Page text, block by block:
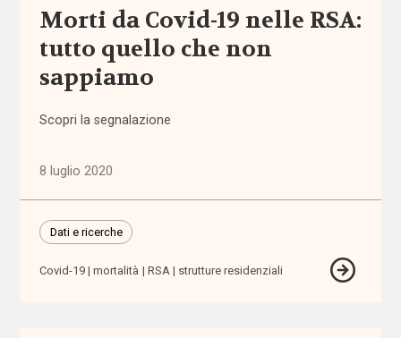
Altre
politiche
(1.316)
Anziani
adolescenza
(2.207)
Morti da Covid-19 nelle RSA:
tutto quello che non
sappiamo
Scopri la segnalazione
8 luglio 2020
Dati e ricerche
Covid-19 mortalità RSA strutture residenziali